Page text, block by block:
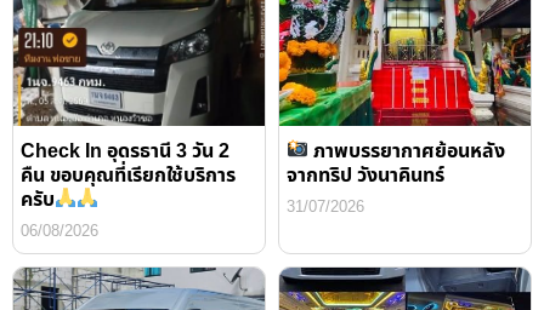
Check In อุดรธานี 3 วัน 2
คืน ขอบคุณที่เรียกใช้บริการ
ครับ
06/08/2026
ภาพบรรยากาศย้อนหลัง
จากทริป วังนาคินทร์
31/07/2026